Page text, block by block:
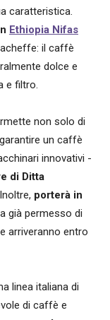
caratteristica.
Ethiopia Nifas
il caffè
dolce e
e filtro.
non solo di
un caffè
innovativi -
di Ditta
Inoltre, porterà in
già permesso di
arriveranno entro
linea italiana di
di caffè e